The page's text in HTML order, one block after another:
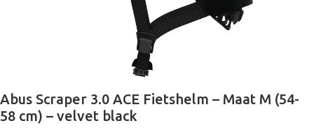
Abus Scraper 3.0 ACE Fietshelm – Maat M (54-
58 cm) – velvet black